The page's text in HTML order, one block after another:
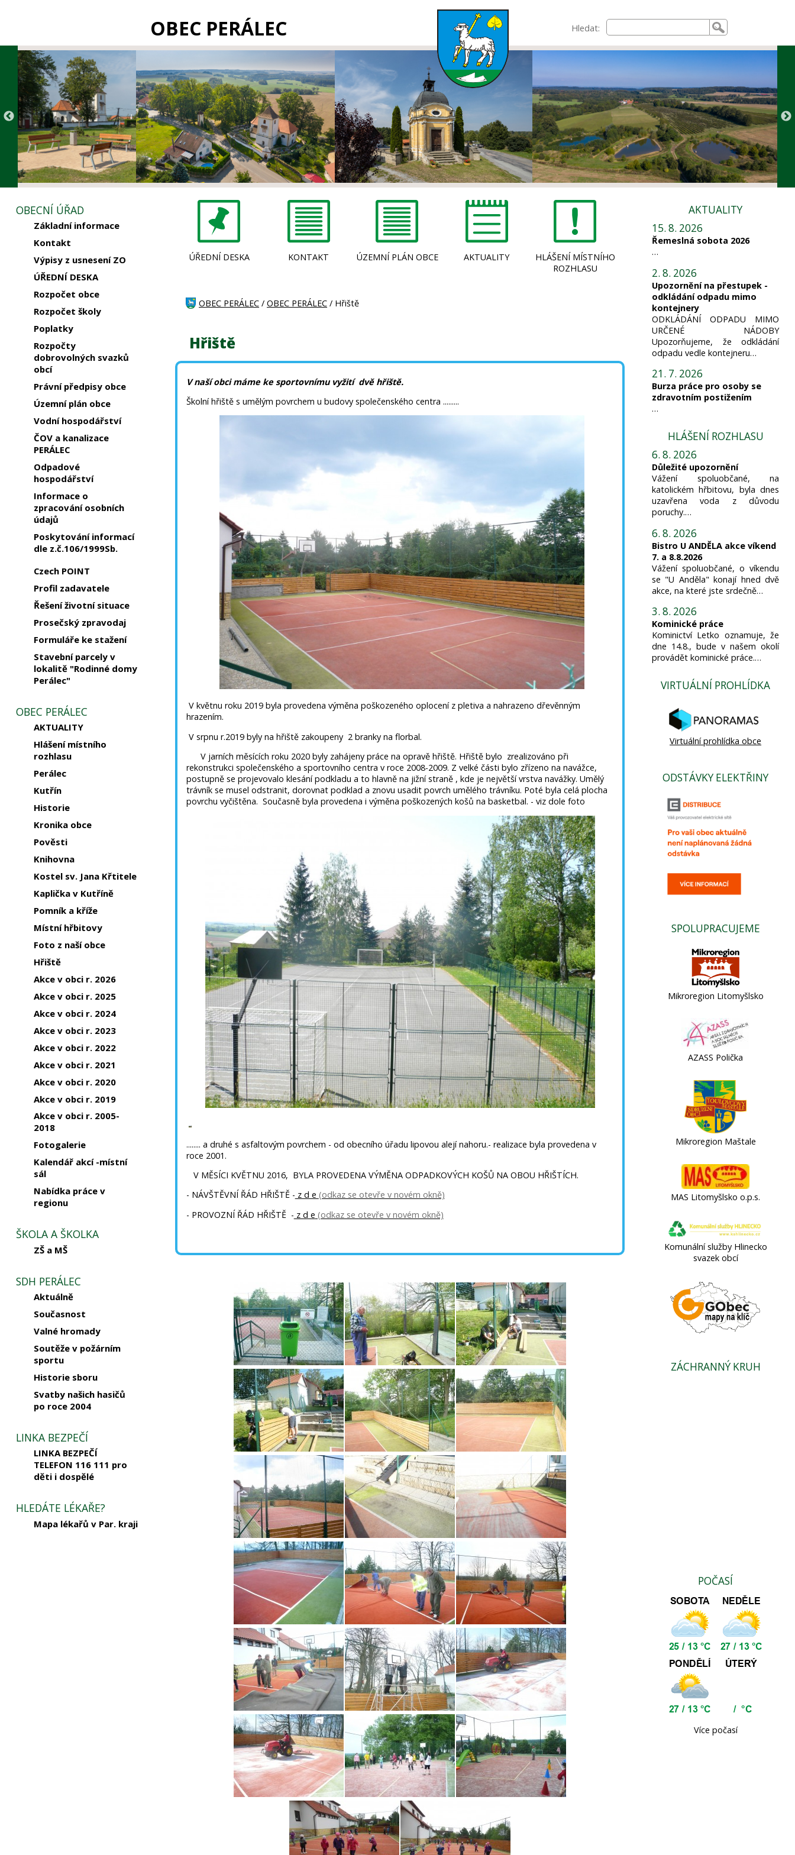
OBEC PERÁLEC Hledat:
OBECNÍ ÚŘAD
Základní informace
Kontakt
Výpisy z usnesení ZO
ÚŘEDNÍ DESKA
Rozpočet obce
Rozpočet školy
Poplatky
Rozpočty
dobrovolných svazků
obcí
Právní předpisy obce
Územní plán obce
Vodní hospodářství
ČOV a kanalizace
PERÁLEC
Odpadové
hospodářství
Informace o
zpracování osobních
údajů
Poskytování informací
dle z.č.106/1999Sb.
Czech POINT
Profil zadavatele
Řešení životní situace
Prosečský zpravodaj
Formuláře ke stažení
Stavební parcely v
lokalitě "Rodinné domy
Perálec"
OBEC PERÁLEC
AKTUALITY
Hlášení místního
rozhlasu
Perálec
Kutřín
Historie
Kronika obce
Pověsti
Knihovna
Kostel sv. Jana Křtitele
Kaplička v Kutříně
Pomník a kříže
Místní hřbitovy
Foto z naší obce
Hřiště
Akce v obci r. 2026
Akce v obci r. 2025
Akce v obci r. 2024
Akce v obci r. 2023
Akce v obci r. 2022
Akce v obci r. 2021
Akce v obci r. 2020
Akce v obci r. 2019
Akce v obci r. 2005-
2018
Fotogalerie
Kalendář akcí -místní
sál
Nabídka práce v
regionu
ŠKOLA A ŠKOLKA
ZŠ a MŠ
SDH PERÁLEC
Aktuálně
Současnost
Valné hromady
Soutěže v požárním
sportu
Historie sboru
Svatby našich hasičů
po roce 2004
LINKA BEZPEČÍ
LINKA BEZPEČÍ
TELEFON 116 111 pro
děti i dospělé
HLEDÁTE LÉKAŘE?
Mapa lékařů v Par. kraji
ÚŘEDNÍ DESKA KONTAKT ÚZEMNÍ PLÁN OBCE AKTUALITY
HLÁŠENÍ MÍSTNÍHO
ROZHLASU
OBEC PERÁLEC /OBEC PERÁLEC / Hřiště
Hřiště
V naší obci máme ke sportovnímu vyžití dvě hřiště.
Školní hřiště s umělým povrchem u budovy společenského centra .........
V květnu roku 2019 byla provedena výměna poškozeného oplocení z pletiva a nahrazeno dřevěnným
hrazením.
V srpnu r.2019 byly na hřiště zakoupeny 2 branky na florbal.
V jarních měsících roku 2020 byly zahájeny práce na opravě hřiště. Hřiště bylo zrealizováno při
rekonstrukci společenského a sportovního centra v roce 2008-2009. Z velké části bylo zřízeno na navážce,
postupně se projevovalo klesání podkladu a to hlavně na jižní straně , kde je největší vrstva navážky. Umělý
trávník se musel odstranit, dorovnat podklad a znovu usadit povrch umělého trávníku. Poté byla celá plocha
povrchu vyčištěna. Současně byla provedena i výměna poškozených košů na basketbal. - viz dole foto
........ a druhé s asfaltovým povrchem - od obecního úřadu lipovou alejí nahoru.- realizace byla provedena v
roce 2001.
V MĚSÍCI KVĚTNU 2016, BYLA PROVEDENA VÝMĚNA ODPADKOVÝCH KOŠŮ NA OBOU HŘIŠTÍCH.
- NÁVŠTĚVNÍ ŘÁD HŘIŠTĚ - z d e
- PROVOZNÍ ŘÁD HŘIŠTĚ - z d e
AKTUALITY
15. 8. 2026
Řemeslná sobota 2026
…
2. 8. 2026
Upozornění na přestupek -
odkládání odpadu mimo
kontejnery
ODKLÁDÁNÍ ODPADU MIMO
URČENÉ NÁDOBY
Upozorňujeme, že odkládání
odpadu vedle kontejneru…
21. 7. 2026
Burza práce pro osoby se
zdravotním postižením
…
HLÁŠENÍ ROZHLASU
6. 8. 2026
Důležité upozornění
Vážení spoluobčané, na
katolickém hřbitovu, byla dnes
uzavřena voda z důvodu
poruchy.…
6. 8. 2026
Bistro U ANDĚLA akce víkend
7. a 8.8.2026
Vážení spoluobčané, o víkendu
se "U Anděla" konají hned dvě
akce, na které jste srdečně…
3. 8. 2026
Kominické práce
Kominictví Letko oznamuje, že
dne 14.8., bude v našem okolí
provádět kominické práce.…
VIRTUÁLNÍ PROHLÍDKA
Virtuální prohlídka obce
ODSTÁVKY ELEKTŘINY
SPOLUPRACUJEME
Mikroregion Litomyšlsko
AZASS Polička
Mikroregion Maštale
MAS Litomyšlsko o.p.s.
Komunální služby Hlinecko
svazek obcí
ZÁCHRANNÝ KRUH
POČASÍ
Více počasí